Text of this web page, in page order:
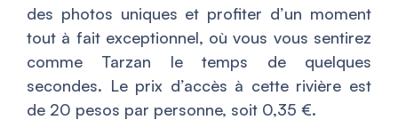
des photos uniques et profiter d’un moment
tout à fait exceptionnel, où vous vous sentirez
comme Tarzan le temps de quelques
secondes. Le prix d’accès à cette rivière est
de 20 pesos par personne, soit 0,35 €.